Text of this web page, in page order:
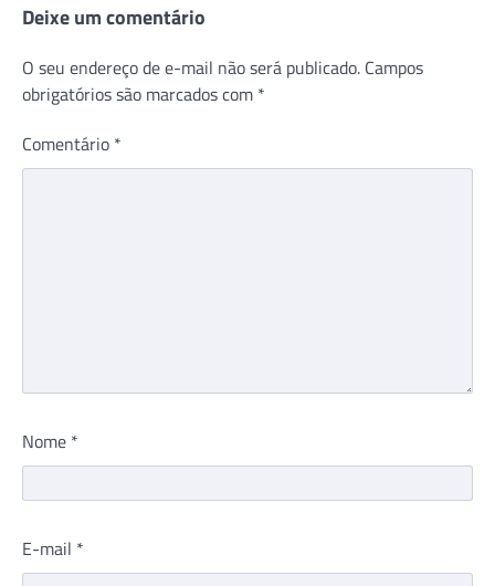
Deixe um comentário
O seu endereço de e-mail não será publicado. Campos
obrigatórios são marcados com *
Comentário *
Nome *
E-mail *